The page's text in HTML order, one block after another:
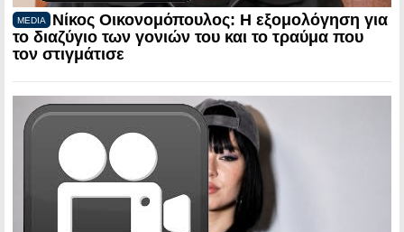
MEDIA
Νίκος Οικονομόπουλος: Η εξομολόγηση για
το διαζύγιο των γονιών του και το τραύμα που
τον στιγμάτισε